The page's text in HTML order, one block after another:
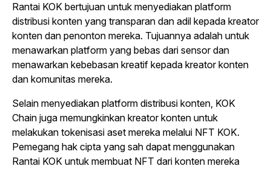
Rantai KOK bertujuan untuk menyediakan platform
distribusi konten yang transparan dan adil kepada kreator
konten dan penonton mereka. Tujuannya adalah untuk
menawarkan platform yang bebas dari sensor dan
menawarkan kebebasan kreatif kepada kreator konten
dan komunitas mereka.
Selain menyediakan platform distribusi konten, KOK
Chain juga memungkinkan kreator konten untuk
melakukan tokenisasi aset mereka melalui NFT KOK.
Pemegang hak cipta yang sah dapat menggunakan
Rantai KOK untuk membuat NFT dari konten mereka